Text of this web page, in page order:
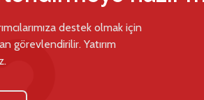
destek olmak için
görevlendirilir. Yatırım